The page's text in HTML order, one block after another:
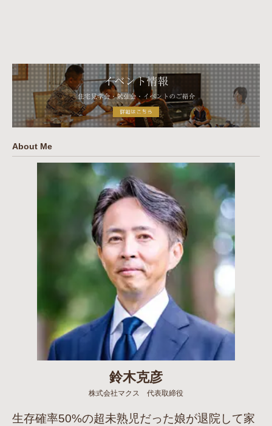
About Me
鈴木克彦
株式会社マクス 代表取締役
生存確率50%の超未熟児だった娘が退院して家